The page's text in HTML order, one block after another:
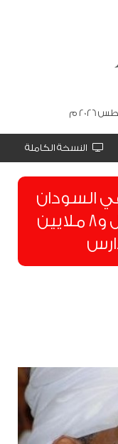
النسخة الكاملة
السودان
سلبت مستقبل الأطفال و8 ملايين